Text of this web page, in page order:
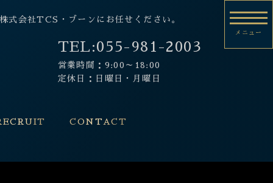
式会社TCS・ブーンにお任せください。
TEL:055-981-2003
営業時間：9:00～18:00
定休日：日曜日・月曜日
CONTACT
メニュー